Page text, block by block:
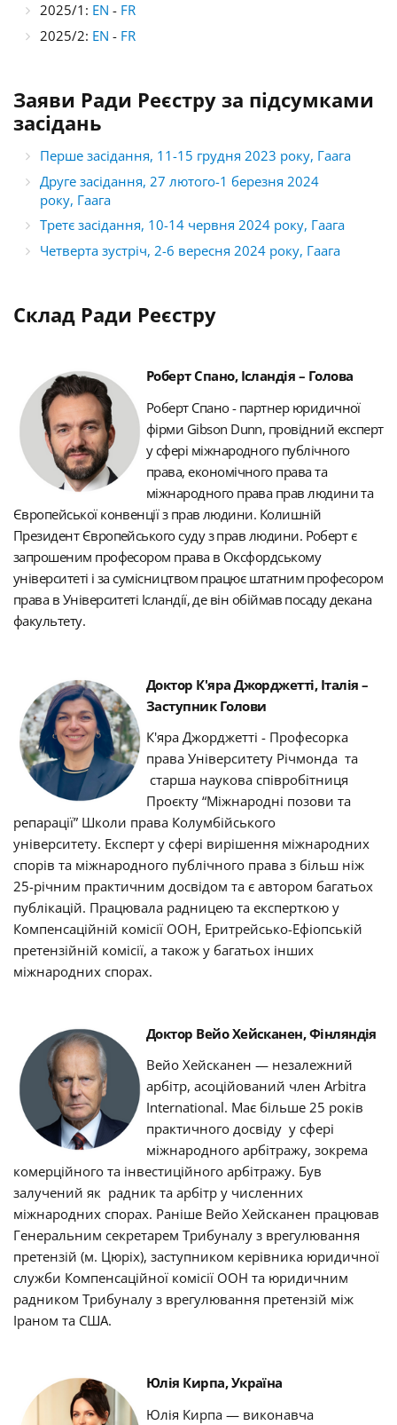
2025/1: EN - FR
2025/2: EN - FR
Заяви Ради Реєстру за підсумками
засідань
Перше засідання, 11-15 грудня 2023 року, Гаага
Друге засідання, 27 лютого-1 березня 2024
року, Гаага
Третє засідання, 10-14 червня 2024 року, Гаага
Четверта зустріч, 2-6 вересня 2024 року, Гаага
Склад Ради Реєстру
Роберт Спано, Ісландія – Голова
Роберт Спано - партнер юридичної
фірми Gibson Dunn, провідний експерт
у сфері міжнародного публічного
права, економічного права та
міжнародного права прав людини та
Європейської конвенції з прав людини. Колишній
Президент Європейського суду з прав людини. Роберт є
запрошеним професором права в Оксфордському
університеті і за сумісництвом працює штатним професором
права в Університеті Ісландії, де він обіймав посаду декана
факультету.
Доктор К'яра Джорджетті, Італія –
Заступник Голови
К'яра Джорджетті - Професорка
права Університету Річмонда та
старша наукова співробітниця
Проєкту “Міжнародні позови та
репарації” Школи права Колумбійського
університету. Експерт у сфері вирішення міжнародних
спорів та міжнародного публічного права з більш ніж
25-річним практичним досвідом та є автором багатьох
публікацій. Працювала радницею та експерткою у
Компенсаційній комісії ООН, Еритрейсько-Ефіопській
претензійній комісії, а також у багатьох інших
міжнародних спорах.
Доктор Вейо Хейсканен, Фінляндія
Вейо Хейсканен — незалежний
арбітр, асоційований член Arbitra
International. Має більше 25 років
практичного досвіду у сфері
міжнародного арбітражу, зокрема
комерційного та інвестиційного арбітражу. Був
залучений як радник та арбітр у численних
міжнародних спорах. Раніше Вейо Хейсканен працював
Генеральним секретарем Трибуналу з врегулювання
претензій (м. Цюріх), заступником керівника юридичної
служби Компенсаційної комісії ООН та юридичним
радником Трибуналу з врегулювання претензій між
Іраном та США.
Юлія Кирпа, Україна
Юлія Кирпа — виконавча